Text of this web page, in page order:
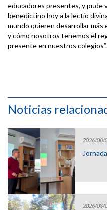
educadores presentes, y pude
benedictino hoy a la lectio
mundo quieren desarrollar más
y cómo nosotros tenemos el
presente en nuestros colegios”.
Noticias
2026/08/
2026/08/